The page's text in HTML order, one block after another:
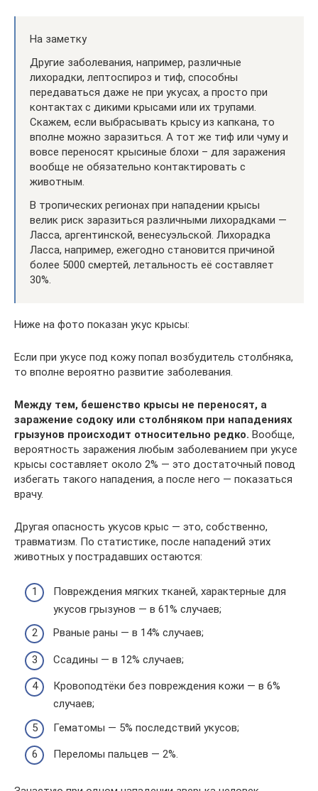
На заметку
Другие заболевания, например, различные
лихорадки, лептоспироз и тиф, способны
передаваться даже не при укусах, а просто при
контактах с дикими крысами или их трупами.
Скажем, если выбрасывать крысу из капкана, то
вполне можно заразиться. А тот же тиф или чуму и
вовсе переносят крысиные блохи – для заражения
вообще не обязательно контактировать с
животным.
В тропических регионах при нападении крысы
велик риск заразиться различными лихорадками —
Ласса, аргентинской, венесуэльской. Лихорадка
Ласса, например, ежегодно становится причиной
более 5000 смертей, летальность её составляет
30%.
Ниже на фото показан укус крысы:
Если при укусе под кожу попал возбудитель столбняка,
то вполне вероятно развитие заболевания.
Между тем, бешенство крысы не переносят, а
заражение содоку или столбняком при нападениях
грызунов происходит относительно редко. Вообще,
вероятность заражения любым заболеванием при укусе
крысы составляет около 2% — это достаточный повод
избегать такого нападения, а после него — показаться
врачу.
Другая опасность укусов крыс — это, собственно,
травматизм. По статистике, после нападений этих
животных у пострадавших остаются:
Повреждения мягких тканей, характерные для
укусов грызунов — в 61% случаев;
Рваные раны — в 14% случаев;
Ссадины — в 12% случаев;
Кровоподтёки без повреждения кожи — в 6%
случаев;
Гематомы — 5% последствий укусов;
Переломы пальцев — 2%.